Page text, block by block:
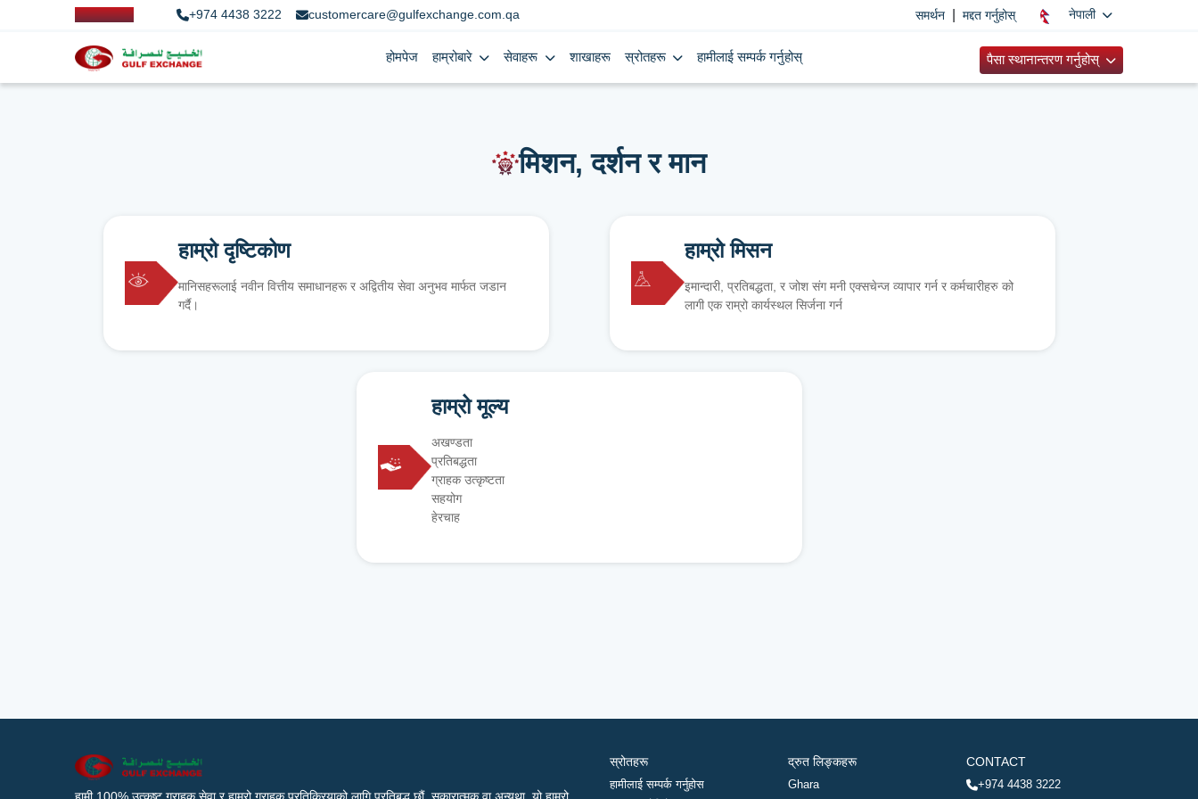
+974 4438 3222 customercare@gulfexchange.com.qa समर्थन मद्दत गर्नुहोस् नेपाली
होमपेज हाम्रोबारे सेवाहरू शाखाहरू स्रोतहरू हामीलाई सम्पर्क गर्नुहोस् पैसा स्थानान्तरण गर्नुहोस्
मिशन, दर्शन र मान
हाम्रो दृष्टिकोण
मानिसहरूलाई नवीन वित्तीय समाधानहरू र अद्वितीय सेवा अनुभव मार्फत जडान
गर्दै।
हाम्रो मिसन
इमान्दारी, प्रतिबद्धता, र जोश संग मनी एक्सचेन्ज व्यापार गर्न र कर्मचारीहरु को
लागी एक राम्रो कार्यस्थल सिर्जना गर्न
हाम्रो मूल्य
अखण्डता
प्रतिबद्धता
ग्राहक उत्कृष्टता
सहयोग
हेरचाह
स्रोतहरू
हामीलाई सम्पर्क गर्नुहोस
द्रुत लिङ्कहरू
Ghara
CONTACT
+974 4438 3222